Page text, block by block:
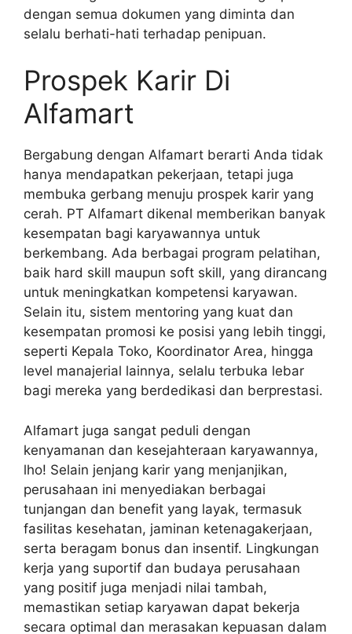
dengan semua dokumen yang diminta dan
selalu berhati-hati terhadap penipuan.
Prospek Karir Di
Alfamart
Bergabung dengan Alfamart berarti Anda tidak
hanya mendapatkan pekerjaan, tetapi juga
membuka gerbang menuju prospek karir yang
cerah. PT Alfamart dikenal memberikan banyak
kesempatan bagi karyawannya untuk
berkembang. Ada berbagai program pelatihan,
baik hard skill maupun soft skill, yang dirancang
untuk meningkatkan kompetensi karyawan.
Selain itu, sistem mentoring yang kuat dan
kesempatan promosi ke posisi yang lebih tinggi,
seperti Kepala Toko, Koordinator Area, hingga
level manajerial lainnya, selalu terbuka lebar
bagi mereka yang berdedikasi dan berprestasi.
Alfamart juga sangat peduli dengan
kenyamanan dan kesejahteraan karyawannya,
lho! Selain jenjang karir yang menjanjikan,
perusahaan ini menyediakan berbagai
tunjangan dan benefit yang layak, termasuk
fasilitas kesehatan, jaminan ketenagakerjaan,
serta beragam bonus dan insentif. Lingkungan
kerja yang suportif dan budaya perusahaan
yang positif juga menjadi nilai tambah,
memastikan setiap karyawan dapat bekerja
secara optimal dan merasakan kepuasan dalam